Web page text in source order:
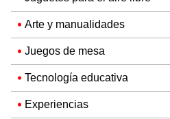
Arte y manualidades
Juegos de mesa
Tecnología educativa
Experiencias